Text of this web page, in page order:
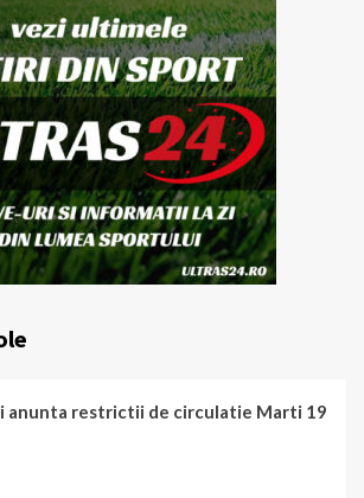
anunta restrictii de circulatie Marti 19